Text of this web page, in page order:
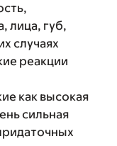
лица, губ,
случаях
реакции
как высокая
сильная